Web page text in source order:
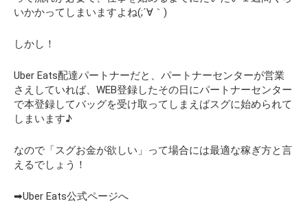
いかかってしまいますよね(;´∀｀)
しかし！
Uber Eats配達パートナーだと、パートナーセンターが営業
さえしていれば、WEB登録したその日にパートナーセンター
で本登録してバッグを受け取ってしまえばスグに始められて
しまいます♪
なので 「スグお金が欲しい」
って場合には最適な稼ぎ方と言
えるでしょう！
➡Uber Eats公式ページへ